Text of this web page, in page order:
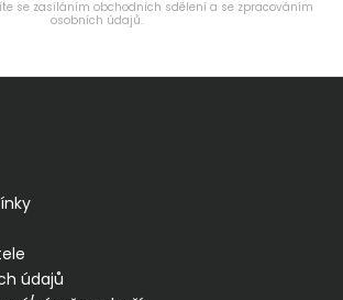
se zasíláním obchodních sdělení a se zpracováním
osobních údajů.
údajů